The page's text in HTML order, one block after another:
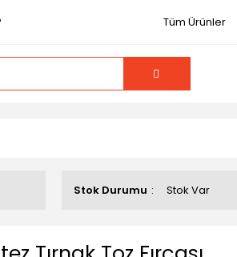
Tüm Ürünler
Stok Durumu Stok Var